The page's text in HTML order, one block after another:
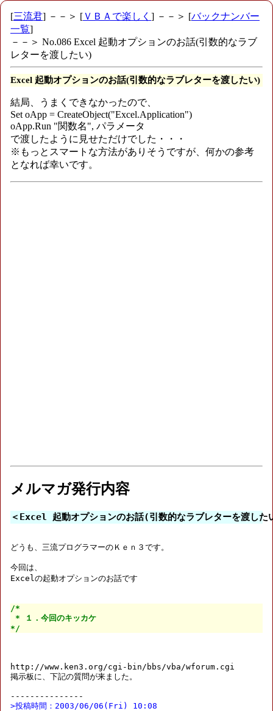
[三流君] －－＞ [ＶＢＡで楽しく ] －－＞ [バックナンバー
一覧]
－－＞ No.086 Excel 起動オプションのお話(引数的なラブ
レターを渡したい)
Excel 起動オプションのお話(引数的なラブレターを渡したい)
結局、うまくできなかったので、
Set oApp = CreateObject("Excel.Application")
oApp.Run "関数名", パラメータ
で渡したように見せただけでした・・・
※もっとスマートな方法がありそうですが、何かの参考
となれば幸いです。
メルマガ発行内容
＜Excel 起動オプションのお話(引数的なラブレターを渡した
どうも、三流プログラマーのＫｅｎ３です。
今回は、
Excelの起動オプションのお話です
/*
* １．今回のキッカケ
*/
http://www.ken3.org/cgi-bin/bbs/vba/wforum.cgi
掲示板に、下記の質問が来ました。
>投稿時間：2003/06/06(Fri) 10:08